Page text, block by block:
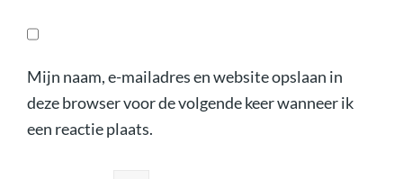
Mijn naam, e-mailadres en website opslaan in
deze browser voor de volgende keer wanneer ik
een reactie plaats.